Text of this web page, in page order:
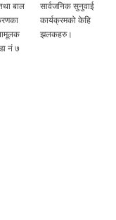
बाल
नं ७
सार्वजनिक सुनुवाई
कार्यक्रमको केहि
झलकहरु।